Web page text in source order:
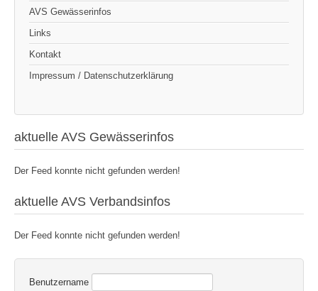
AVS Gewässerinfos
Links
Kontakt
Impressum / Datenschutzerklärung
aktuelle AVS Gewässerinfos
Der Feed konnte nicht gefunden werden!
aktuelle AVS Verbandsinfos
Der Feed konnte nicht gefunden werden!
Benutzername